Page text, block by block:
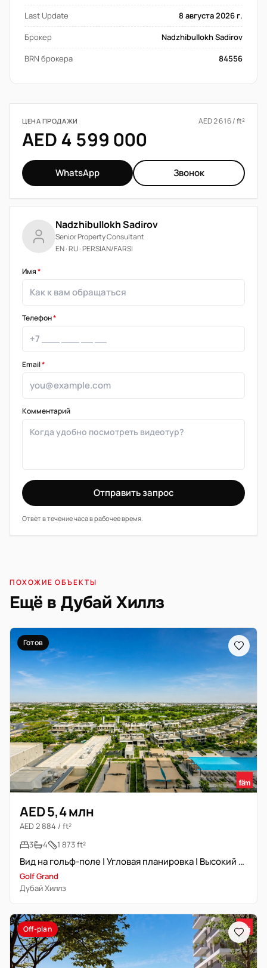
Last Update
8 августа 2026 г.
Брокер
Nadzhibullokh Sadirov
BRN брокера
84556
ЦЕНА ПРОДАЖИ AED 2 616 / ft²
AED 4 599 000
WhatsApp Звонок
Nadzhibullokh Sadirov
Senior Property Consultant
EN · RU · PERSIAN/FARSI
Имя*
Телефон*
Email*
Комментарий
Отправить запрос
Ответ в течение часа в рабочее время.
ПОХОЖИЕ ОБЪЕКТЫ
Ещё в Дубай Хиллз
Готов
AED 5,4 млн
AED 2 884 / ft²
3
4 1 873 ft²
Вид на гольф-поле | Угловая планировка | Высокий этаж | Новостройка
Golf Grand
Дубай Хиллз
Off-plan